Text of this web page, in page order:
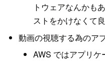
トウェアなんかも
ストをかけなくて
動画の視聴する為のア
AWS ではアプリ